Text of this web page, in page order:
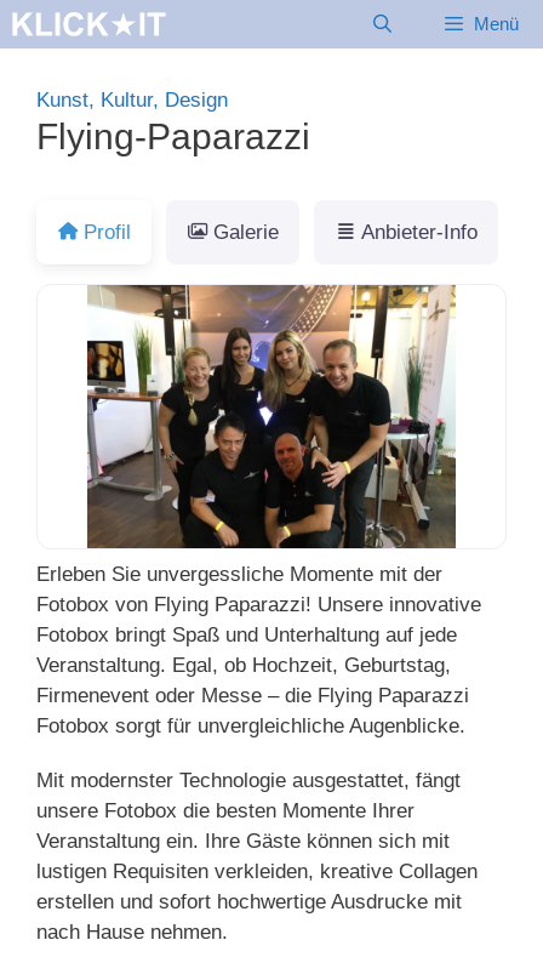
Zum
Inhalt
Menü
Kunst, Kultur, Design
Flying-Paparazzi
Profil Galerie Anbieter-Info
Erleben Sie unvergessliche Momente mit der
Fotobox von Flying Paparazzi! Unsere innovative
Fotobox bringt Spaß und Unterhaltung auf jede
Veranstaltung. Egal, ob Hochzeit, Geburtstag,
Firmenevent oder Messe – die Flying Paparazzi
Fotobox sorgt für unvergleichliche Augenblicke.
Mit modernster Technologie ausgestattet, fängt
unsere Fotobox die besten Momente Ihrer
Veranstaltung ein. Ihre Gäste können sich mit
lustigen Requisiten verkleiden, kreative Collagen
erstellen und sofort hochwertige Ausdrucke mit
nach Hause nehmen.